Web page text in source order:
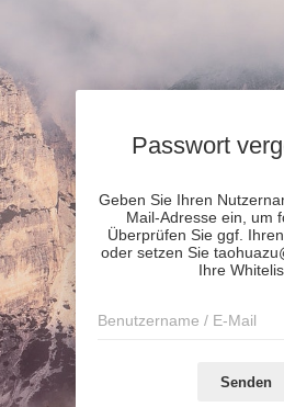
Passwort
Geben Sie Ihren
Mail-Adresse ein, um
Überprüfen Sie ggf.
oder setzen Sie
Ihre
Senden